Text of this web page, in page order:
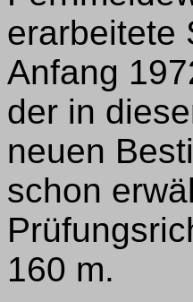
erarbeitete
Anfang
der in
neuen
schon
160 m.